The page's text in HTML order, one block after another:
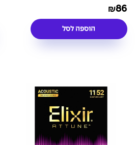
80/20 NANOWEB® Coated 12-
₪86
הוספה לסל